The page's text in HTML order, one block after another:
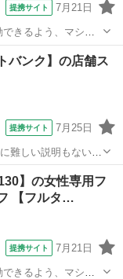
提携サイト 7月21日
きるよう、マシン
苦手な方がほとん
の動きを意識しまし
バンク】の店舗ス
提携サイト 7月25日
難しい説明もないの
ランのご相談対応・
】の女性専用フ
【フルタ…
提携サイト 7月21日
きるよう、マシン